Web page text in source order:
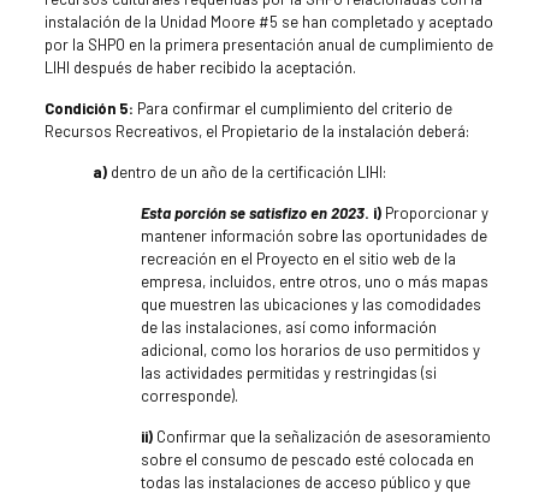
instalación de la Unidad Moore #5 se han completado y aceptado
por la SHPO en la primera presentación anual de cumplimiento de
LIHI después de haber recibido la aceptación.
Condición 5: Para confirmar el cumplimiento del criterio de
Recursos Recreativos, el Propietario de la instalación deberá:
a)dentro de un año de la certificación LIHI:
Esta porción se satisfizo en 2023. i)Proporcionar y
mantener información sobre las oportunidades de
recreación en el Proyecto en el sitio web de la
empresa, incluidos, entre otros, uno o más mapas
que muestren las ubicaciones y las comodidades
de las instalaciones, así como información
adicional, como los horarios de uso permitidos y
las actividades permitidas y restringidas (si
corresponde).
ii)Confirmar que la señalización de asesoramiento
sobre el consumo de pescado esté colocada en
todas las instalaciones de acceso público y que